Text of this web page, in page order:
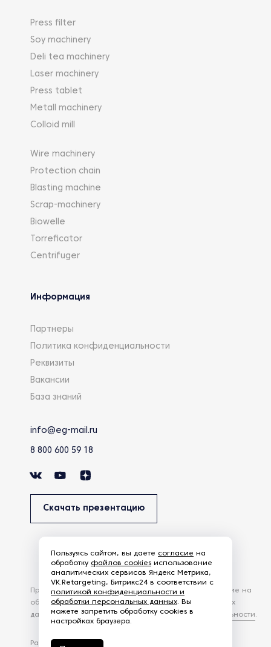
Press filter
Soy machinery
Deli tea machinery
Laser machinery
Press tablet
Metall machinery
Colloid mill
Wire machinery
Protection chain
Blasting machine
Scrap-machinery
Biowelle
Torreficator
Centrifuger
Информация
Партнеры
Политика конфиденциальности
Реквизиты
Вакансии
База знаний
info@eg-mail.ru
8 800 600 59 18
Скачать презентацию
Разработка сайта —
Продолжая использовать наш сайт, вы даете согласие на
обработку файлов Cookies и других пользовательских
данных, в соответствии сПолитикой конфиденциальности.
Пользуясь сайтом, вы даете согласие на
обработку файлов cookies использование
аналитических сервисов Яндекс Метрика,
VK.Retargeting, Битрикс24 в соответствии с
политикой конфиденциальности и
обработки персональных данных. Вы
можете запретить обработку cookies в
настройках браузера.